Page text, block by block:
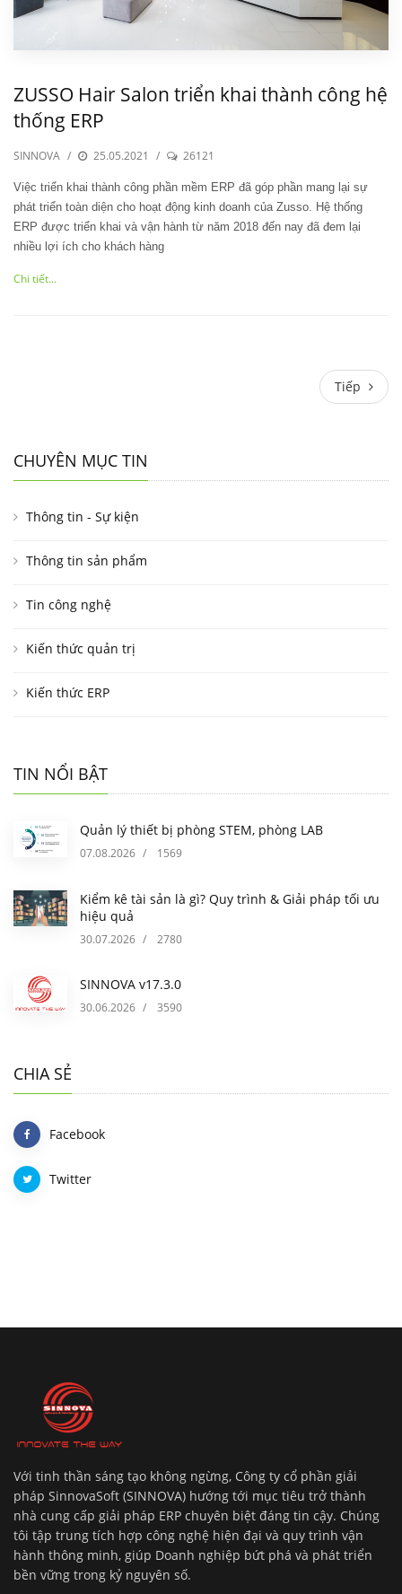
ZUSSO Hair Salon triển khai thành công hệ
thống ERP
SINNOVA / 25.05.2021 / 26121
Việc triển khai thành công phần mềm ERP đã góp phần mang lại sự
phát triển toàn diện cho hoạt động kinh doanh của Zusso. Hệ thống
ERP được triển khai và vận hành từ năm 2018 đến nay đã đem lại
nhiều lợi ích cho khách hàng
Chi tiết...
Tiếp Tiếp
CHUYÊN MỤC TIN
Thông tin - Sự kiện
Thông tin sản phẩm
Tin công nghệ
Kiến thức quản trị
Kiến thức ERP
TIN NỔI BẬT
Quản lý thiết bị phòng STEM, phòng LAB
07.08.2026 / 1569
Kiểm kê tài sản là gì? Quy trình & Giải pháp tối ưu
hiệu quả
30.07.2026 / 2780
SINNOVA v17.3.0
30.06.2026 / 3590
CHIA SẺ
Facebook
Twitter
Với tinh thần sáng tạo không ngừng, Công ty cổ phần giải
pháp SinnovaSoft (SINNOVA) hướng tới mục tiêu trở thành
nhà cung cấp giải pháp ERP chuyên biệt đáng tin cậy. Chúng
tôi tập trung tích hợp công nghệ hiện đại và quy trình vận
hành thông minh, giúp Doanh nghiệp bứt phá và phát triển
bền vững trong kỷ nguyên số.